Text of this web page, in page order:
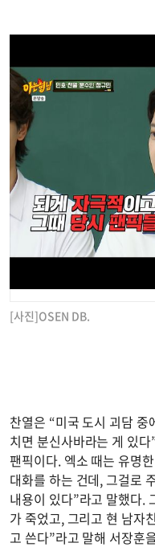
[사진]OSEN DB.
찬열은 “미국 도시 괴담 중
치면 분신사바라는 게 있
팬픽이다. 엑소 때는 유명
대화를 하는 건데, 그걸로
내용이 있다”라고 말했다.
가 죽었고, 그리고 현 남자
고 쓴다”라고 말해 서장훈